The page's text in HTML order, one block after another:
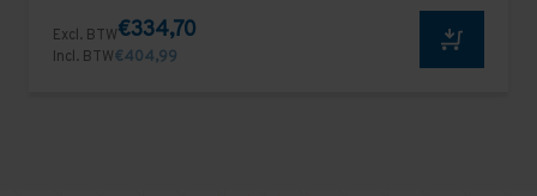
Excl. BTW€334,70
Incl. BTW€404,99